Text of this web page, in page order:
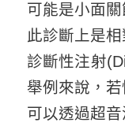
可能是小面
此診斷上是
診斷性注射
舉例來說，
可以透過超